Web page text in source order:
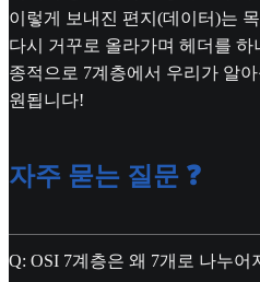
이렇게 보내진 편지(데이터)는
다시 거꾸로 올라가며 헤더를 하
종적으로 7계층에서 우리가 알
원됩니다!
자주 묻는 질문 ❓
Q: OSI 7계층은 왜 7개로 나누어